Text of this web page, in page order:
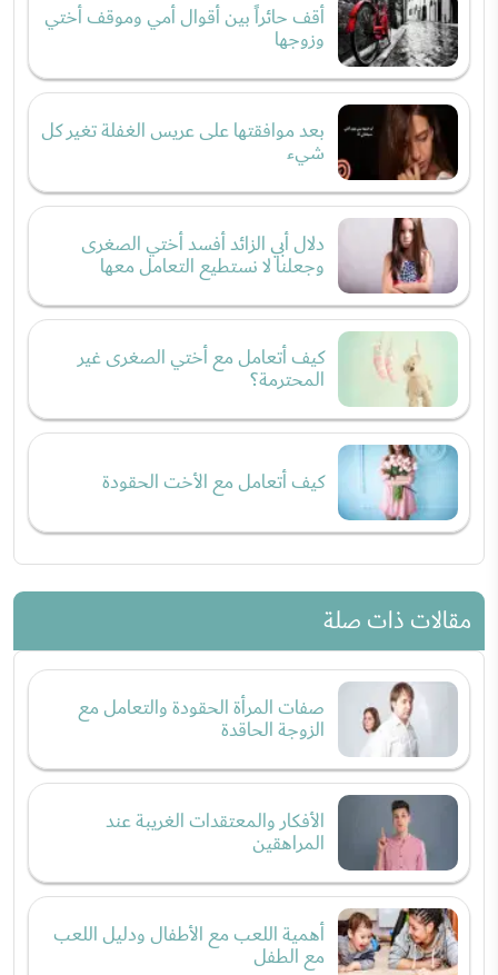
أقف حائراً بين أقوال أمي وموقف أختي
وزوجها
بعد موافقتها على عريس الغفلة تغير كل
شيء
دلال أبي الزائد أفسد أختي الصغرى
وجعلنا لا نستطيع التعامل معها
كيف أتعامل مع أختي الصغرى غير
المحترمة؟
كيف أتعامل مع الأخت الحقودة
مقالات ذات صلة
صفات المرأة الحقودة والتعامل مع
الزوجة الحاقدة
الأفكار والمعتقدات الغريبة عند
المراهقين
أهمية اللعب مع الأطفال ودليل اللعب
مع الطفل